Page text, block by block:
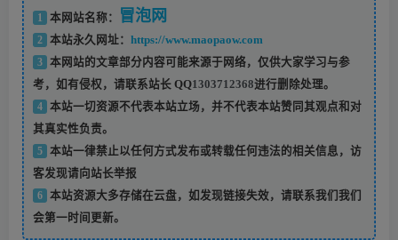
1 本网站名称： 冒泡网
2 本站永久网址： https://www.maopaow.com
3
本网站的文章部分内容可能来源于网络，仅供大家学习与参
考，如有侵权，请联系站长 QQ1303712368进行删除处理。
4
本站一切资源不代表本站立场，并不代表本站赞同其观点和对
其真实性负责。
5
本站一律禁止以任何方式发布或转载任何违法的相关信息，访
客发现请向站长举报
6
本站资源大多存储在云盘，如发现链接失效，请联系我们我们
会第一时间更新。